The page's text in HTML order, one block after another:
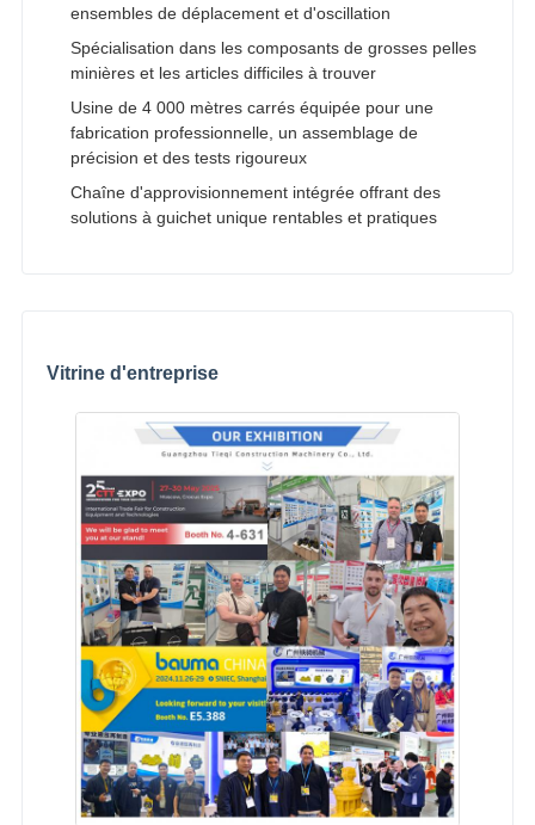
ensembles de déplacement et d'oscillation
Spécialisation dans les composants de grosses pelles
minières et les articles difficiles à trouver
Usine de 4 000 mètres carrés équipée pour une
fabrication professionnelle, un assemblage de
précision et des tests rigoureux
Chaîne d'approvisionnement intégrée offrant des
solutions à guichet unique rentables et pratiques
Vitrine d'entreprise